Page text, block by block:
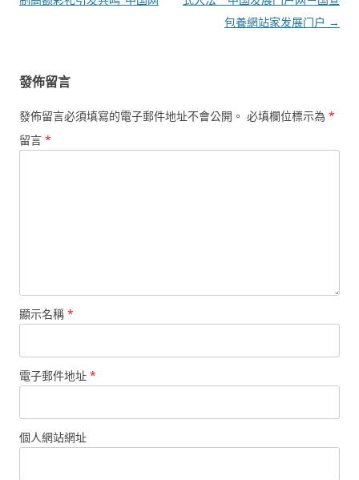
包養網站家发展门户 →
發佈留言
發佈留言必須填寫的電子郵件地址不會公開。 必填欄位標示為 *
留言 *
顯示名稱 *
電子郵件地址 *
個人網站網址